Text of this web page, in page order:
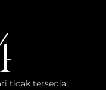
tidak tersedia